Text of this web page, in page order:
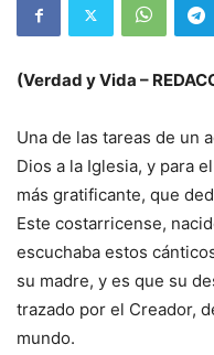
(Verdad y Vida –
Una de las tareas de un
Dios a la Iglesia, y para
más gratificante, que
Este costarricense,
escuchaba estos
su madre, y es que su
trazado por el Creador,
mundo.